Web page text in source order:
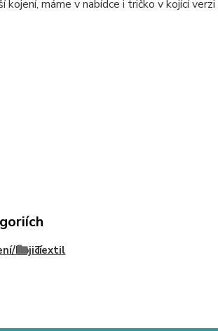
máme v nabídce i tričko v kojící verzi
KojicíTextil